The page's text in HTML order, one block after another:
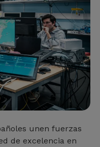
unen fuerzas
de excelencia en